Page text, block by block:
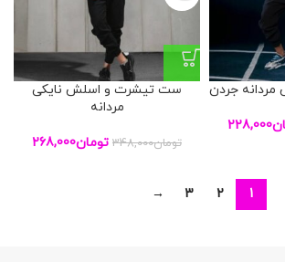
جردن
228,000
ست تیشرت و اسلش نایکی
مردانه
تومان348,000 تومان268,000
1
2
3
→